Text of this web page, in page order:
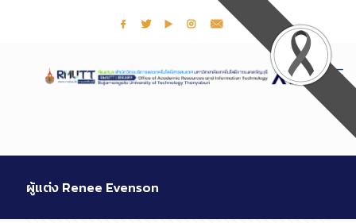
ผู้แต่ง Renee Evenson